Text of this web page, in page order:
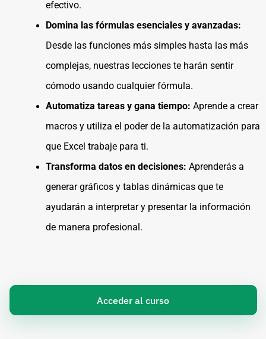
efectivo.
Domina las fórmulas esenciales y avanzadas:
Desde las funciones más simples hasta las más
complejas, nuestras lecciones te harán sentir
cómodo usando cualquier fórmula.
Automatiza tareas y gana tiempo: Aprende a crear
macros y utiliza el poder de la automatización para
que Excel trabaje para ti.
Transforma datos en decisiones: Aprenderás a
generar gráficos y tablas dinámicas que te
ayudarán a interpretar y presentar la información
de manera profesional.
Acceder al curso